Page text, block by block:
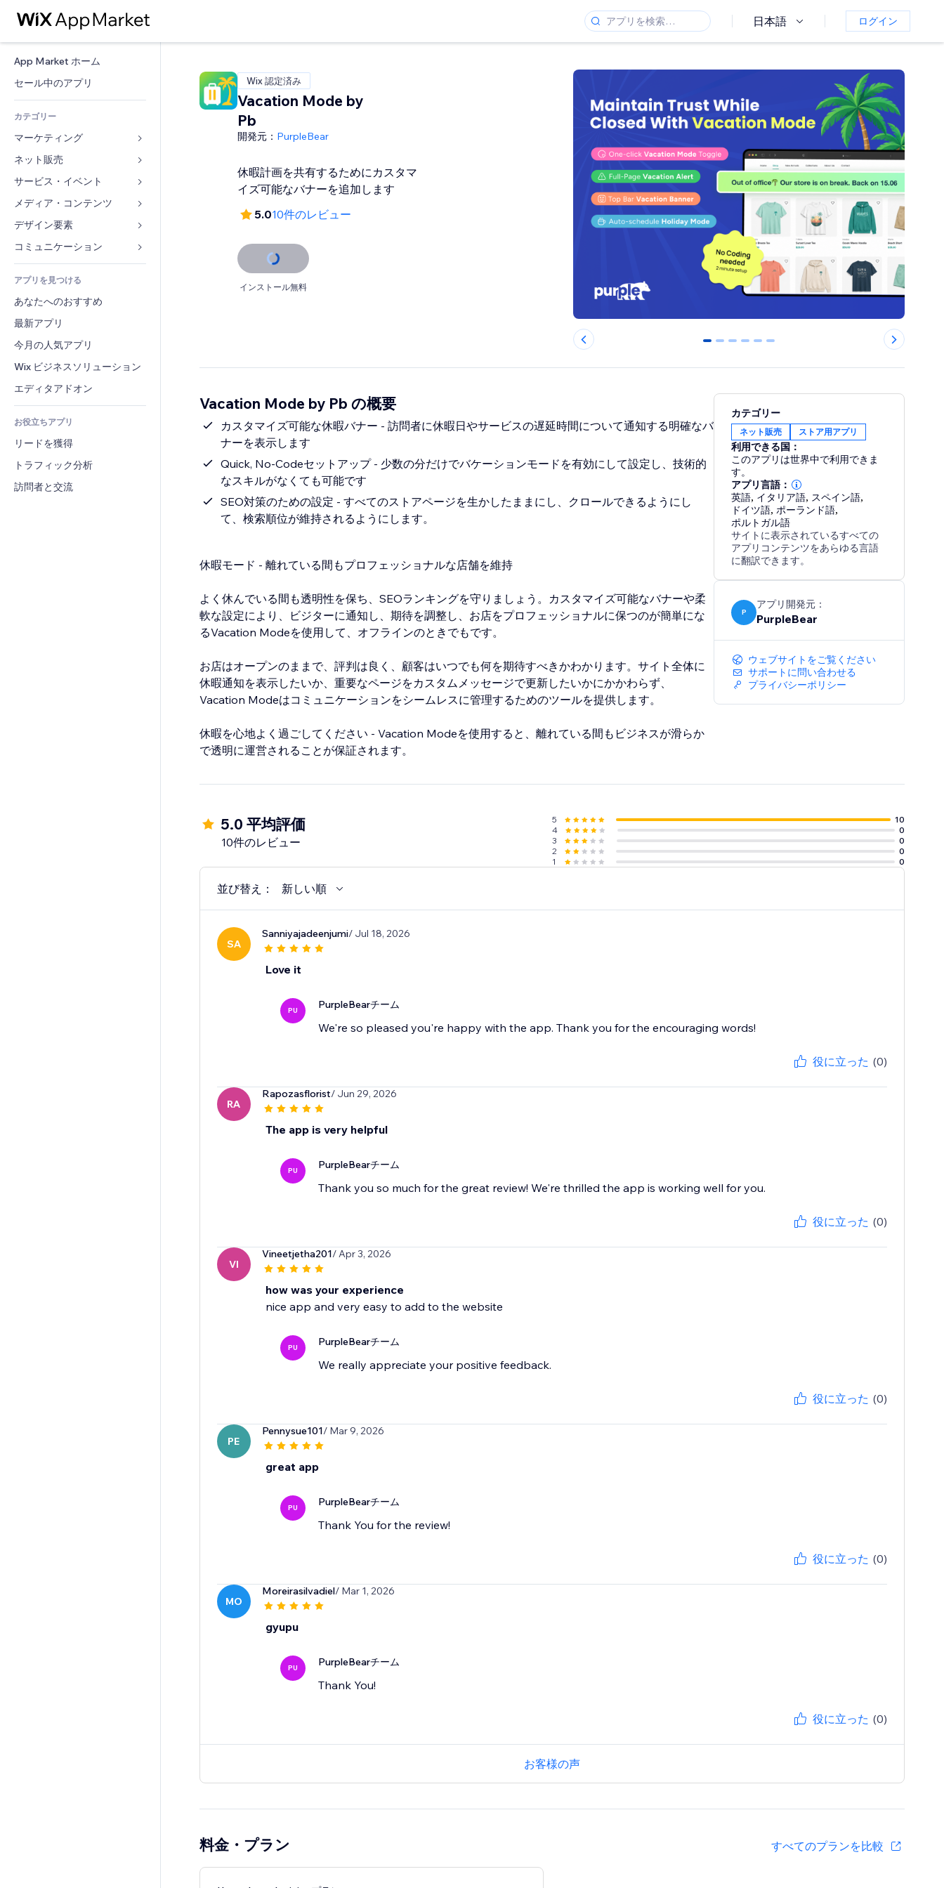
日本語 ログイン
App Market ホーム
セール中のアプリ
カテゴリー
マーケティング
広告
モバイル
アクセス解析
リスティング広告
メール
コンバージョン
ネット販売
ストア用アプリ
発送・配達
販売ボタン
会計
クーポン・特典
倉庫管理ソリューション
ドロップシッピング
食品・飲料
サービス・イベント
ホテル
イベント
レストラン
不動産
ブッキング
メディア・コンテンツ
ギャラリー
音楽
ポッドキャスト
写真
動画
PDF
ファイル共有
ニュース
デザイン要素
マップ・ナビ
プライバシー・セキュリティ
時計
ページテンプレート
画像効果
ボタン・メニュー
バナー・バッジ
電卓
検索
天気
チャート・テーブル
フォーム
ブログ
投票
チャット
コメント
電話
コミュニティィ
レビュー・お客さまの声
CRM
アプリを見つける
あなたへのおすすめ
最新アプリ
今月の人気アプリ
Wix ビジネスソリューション
エディタアドオン
お役立ちアプリ
リードを獲得
トラフィック分析
訪問者と交流
Wix 認定済み
Vacation Mode by
Pb
開発元： PurpleBear
休暇計画を共有するためにカスタマ
イズ可能なバナーを追加します
5.010件のレビュー
インストール無料
0 1 2 3 4 5
Vacation Mode by Pb の概要
カスタマイズ可能な休暇バナー - 訪問者に休暇日やサービスの遅延時間について通知する明確なバ
ナーを表示します
Quick, No-Codeセットアップ - 少数の分だけでバケーションモードを有効にして設定し、技術的
なスキルがなくても可能です
SEO対策のための設定 - すべてのストアページを生かしたままにし、クロールできるようにし
て、検索順位が維持されるようにします。
休暇モード - 離れている間もプロフェッショナルな店舗を維持
よく休んでいる間も透明性を保ち、SEOランキングを守りましょう。カスタマイズ可能なバナーや柔
軟な設定により、ビジターに通知し、期待を調整し、お店をプロフェッショナルに保つのが簡単にな
るVacation Modeを使用して、オフラインのときでもです。
お店はオープンのままで、評判は良く、顧客はいつでも何を期待すべきかわかります。サイト全体に
休暇通知を表示したいか、重要なページをカスタムメッセージで更新したいかにかかわらず、
Vacation Modeはコミュニケーションをシームレスに管理するためのツールを提供します。
休暇を心地よく過ごしてください - Vacation Modeを使用すると、離れている間もビジネスが滑らか
で透明に運営されることが保証されます。
カテゴリー
ネット販売 ストア用アプリ
利用できる国：
このアプリは世界中で利用できま
す。
アプリ言語：
英語, イタリア語, スペイン語,
ドイツ語, ポーランド語,
ポルトガル語
サイトに表示されているすべての
アプリコンテンツをあらゆる言語
に翻訳できます。
P
アプリ開発元：
PurpleBear
ウェブサイトをご覧ください
サポートに問い合わせる
プライバシーポリシー
5.0 平均評価
10件のレビュー
5
10
4
0
3
0
2
0
1
0
並び替え： 新しい順
SA
Sanniyajadeenjumi/ Jul 18, 2026
Love it
PU PurpleBearチーム
We're so pleased you're happy with the app. Thank you for the encouraging words!
役に立った (0)
RA
Rapozasflorist/ Jun 29, 2026
The app is very helpful
PU PurpleBearチーム
Thank you so much for the great review! We're thrilled the app is working well for you.
役に立った (0)
VI
Vineetjetha201/ Apr 3, 2026
how was your experience
nice app and very easy to add to the website
PU PurpleBearチーム
We really appreciate your positive feedback.
役に立った (0)
PE
Pennysue101/ Mar 9, 2026
great app
PU PurpleBearチーム
Thank You for the review!
役に立った (0)
MO
Moreirasilvadiel/ Mar 1, 2026
gyupu
PU PurpleBearチーム
Thank You!
役に立った (0)
お客様の声
料金・プラン すべてのプランを比較